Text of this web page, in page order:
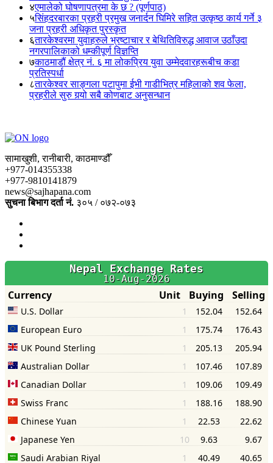
४एमालेको घोषणापत्रमा के छ ? (पूर्णपाठ)
५सिंहदरबारका प्रहरी प्रमुख जनार्दन घिमिरे सहित उत्कृष्ठ कार्य गर्ने ३
जना प्रहरी अधिकृत पुरस्कृत
६तारकेश्वरमा युवाहरुले भ्रष्टाचार र बेथितिविरुद्ध आवाज उठाँउदा
नगरपालिकाको धम्कीपूर्ण विज्ञप्ति
७काठमाडौं क्षेत्र नं. ६ मा लोकप्रिय युवा उम्मेदवारहरूबीच कडा
प्रतिस्पर्धा
८तारकेश्वर साङ्गला पटापुमा ईभी गाडीभित्र महिलाको शव फेला,
प्रहरीले सुरु गर्‍यो सबै कोणबाट अनुसन्धान
सामाखुशी, रानीबारी, काठमाण्डौँ
+977-014355338
+977-9810141879
news@sajhapana.com
सुचना बिभाग दर्ता नं. ३०५ / ०७२-०७३